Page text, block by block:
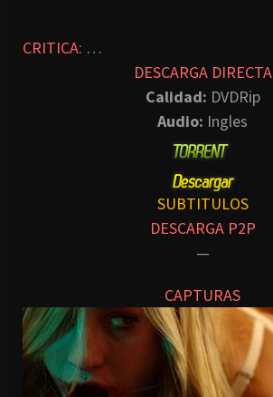
CRITICA: …
DESCARGA DIRECTA
Calidad: DVDRip
Audio: Ingles
SUBTITULOS
DESCARGA P2P
—
CAPTURAS